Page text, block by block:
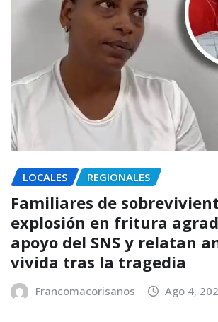
LOCALES REGIONALES
Familiares de
explosión en fritura
apoyo del SNS y relatan
vivida tras la tragedia
Francomacorisanos Ago 4,